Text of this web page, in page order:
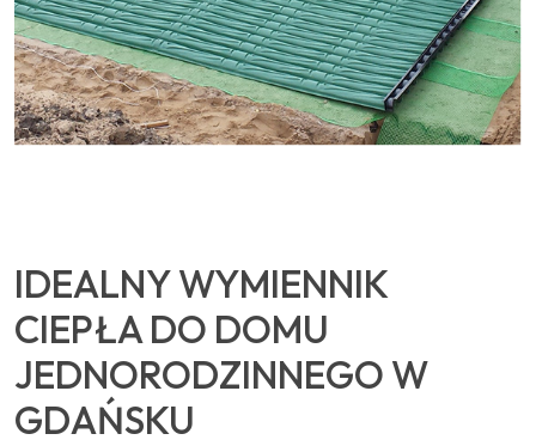
IDEALNY WYMIENNIK
CIEPŁA DO DOMU
JEDNORODZINNEGO W
GDAŃSKU